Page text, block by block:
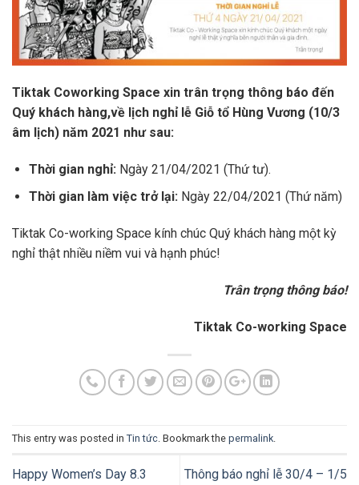
Tiktak Coworking Space xin trân trọng thông báo đến
Quý khách hàng,về lịch nghỉ lễ Giỗ tổ Hùng Vương (10/3
âm lịch) năm 2021 như sau:
Thời gian nghỉ:Ngày 21/04/2021 (Thứ tư).
Thời gian làm việc trở lại:Ngày 22/04/2021 (Thứ năm)
Tiktak Co-working Space kính chúc Quý khách hàng một kỳ
nghỉ thật nhiều niềm vui và hạnh phúc!
Trân trọng thông báo!
Tiktak Co-working Space
This entry was posted in Tin tức. Bookmark the permalink.
Happy Women’s Day 8.3 Thông báo nghỉ lễ 30/4 – 1/5